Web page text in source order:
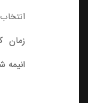
زمان
انیمه